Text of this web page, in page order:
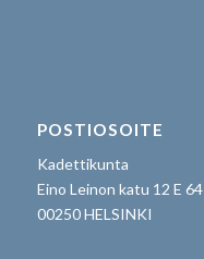
POSTIOSOITE
Kadettikunta
Eino Leinon katu 12 E 64
00250 HELSINKI